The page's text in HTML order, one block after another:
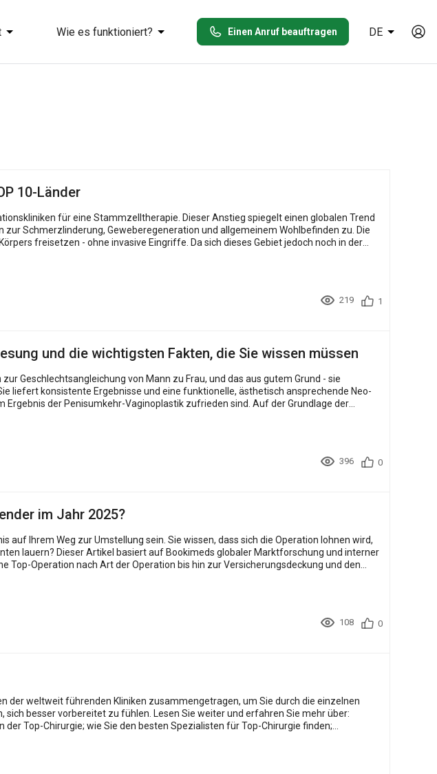
Wie es funktioniert? Einen Anruf beauftragen DE
10-Länder
Schmerzlinderung, Geweberegeneration und allgemeinem Wohlbefinden zu. Die
Eingriffe. Da sich dieses Gebiet jedoch noch in der
219 1
und die wichtigsten Fakten, die Sie wissen müssen
Geschlechtsangleichung von Mann zu Frau, und das aus gutem Grund - sie
liefert konsistente Ergebnisse und eine funktionelle, ästhetisch ansprechende Neo-
Ergebnis der Penisumkehr-Vaginoplastik zufrieden sind. Auf der Grundlage der
396 0
im Jahr 2025?
auf Ihrem Weg zur Umstellung sein. Sie wissen, dass sich die Operation lohnen wird,
lauern? Dieser Artikel basiert auf Bookimeds globaler Marktforschung und interner
Top-Operation nach Art der Operation bis hin zur Versicherungsdeckung und den
108 0
der weltweit führenden Kliniken zusammengetragen, um Sie durch die einzelnen
Lesen Sie weiter und erfahren Sie mehr über: